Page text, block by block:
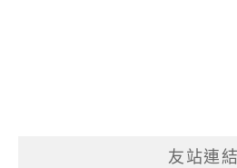
友站連結